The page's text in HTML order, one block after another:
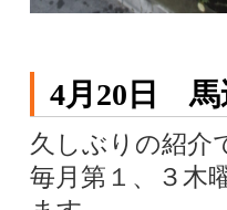
4月20日 馬
久しぶりの紹介
毎月第１、３木